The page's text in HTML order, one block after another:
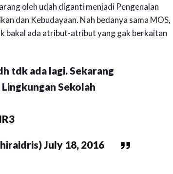
oleh udah diganti menjadi Pengenalan
dan Kebudayaan. Nah bedanya sama MOS,
bakal ada atribut-atribut yang gak berkaitan
tdk ada lagi. Sekarang
Lingkungan Sekolah
July 18, 2016